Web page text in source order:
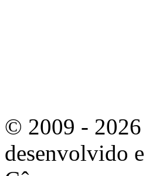
© 2009 - 2026
desenvolvido